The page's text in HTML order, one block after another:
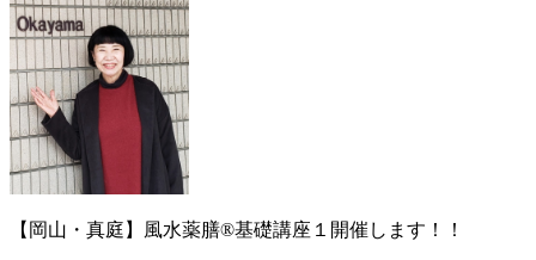
【岡山・真庭】風水薬膳®基礎講座１開催します！！